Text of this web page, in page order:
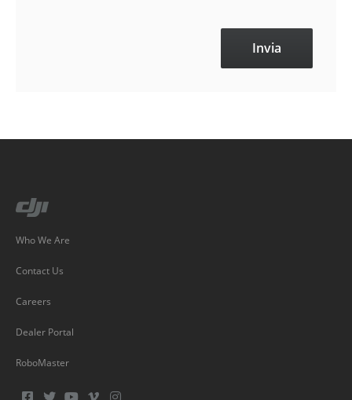
Who We Are
Contact Us
Careers
Dealer Portal
RoboMaster